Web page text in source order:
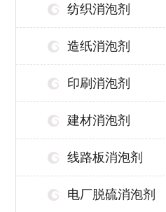
纺织消泡剂
造纸消泡剂
印刷消泡剂
建材消泡剂
线路板消泡剂
电厂脱硫消泡剂